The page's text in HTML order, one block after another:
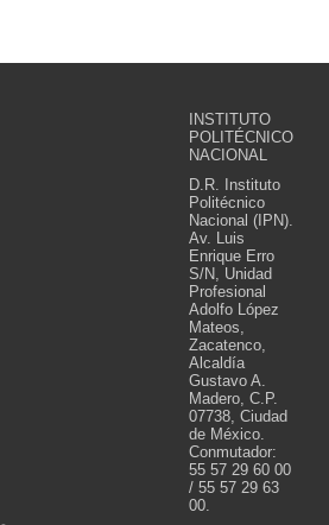
INSTITUTO
POLITÉCNICO
NACIONAL
D.R. Instituto
Politécnico
Nacional (IPN).
Av. Luis
Enrique Erro
S/N, Unidad
Profesional
Adolfo López
Mateos,
Zacatenco,
Alcaldía
Gustavo A.
Madero, C.P.
07738, Ciudad
de México.
Conmutador:
55 57 29 60 00
/ 55 57 29 63
00.